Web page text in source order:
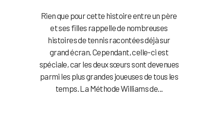
Rien que pour cette histoire entre un père
et ses filles rappelle de nombreuses
histoires de tennis racontées déjà sur
grand écran. Cependant, celle-ci est
spéciale, car les deux sœurs sont devenues
parmi les plus grandes joueuses de tous les
temps. La Méthode Williams de...